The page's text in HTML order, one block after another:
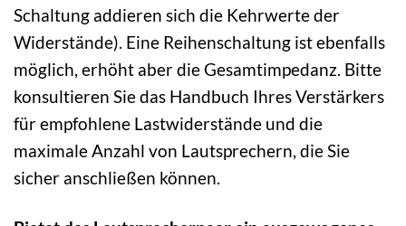
Schaltung addieren sich die Kehrwerte der
Widerstände). Eine Reihenschaltung ist ebenfalls
möglich, erhöht aber die Gesamtimpedanz. Bitte
konsultieren Sie das Handbuch Ihres Verstärkers
für empfohlene Lastwiderstände und die
maximale Anzahl von Lautsprechern, die Sie
sicher anschließen können.